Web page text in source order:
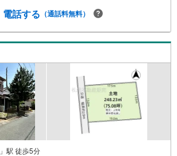
。新築購入より低コストで、新築同様の快適な
午後6時30分 （定休日:水曜日）この時間帯は
問い合わせがスムーズにご案内できます。右
タンをタッチ！もしくはお気軽にお電話くださ
電話する （通話料無料）
駅 徒歩5分